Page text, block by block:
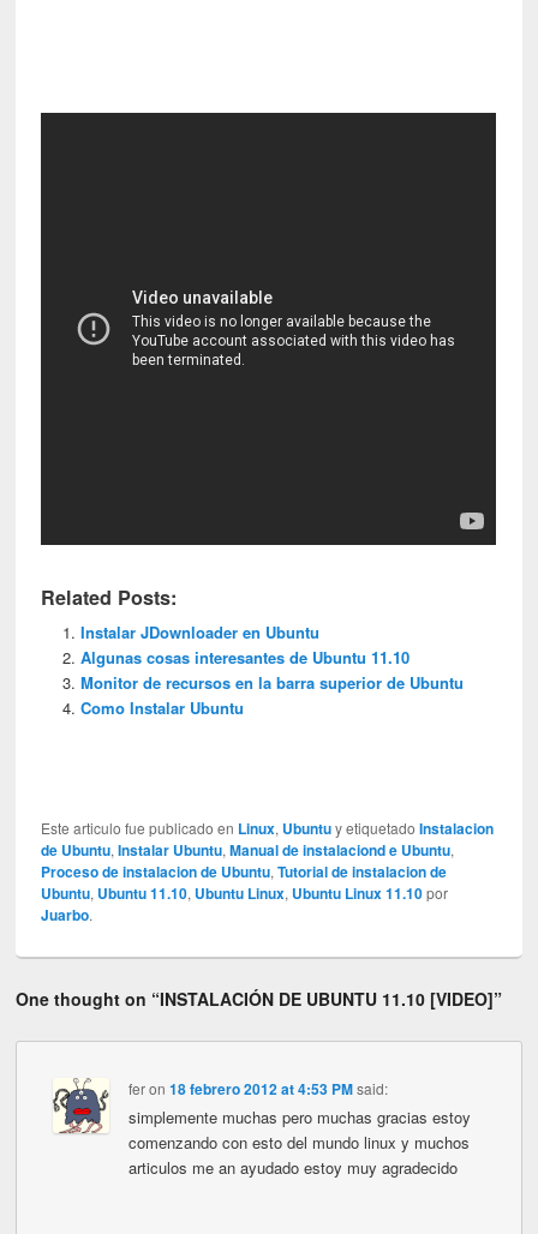
Related Posts:
Instalar JDownloader en Ubuntu
Algunas cosas interesantes de Ubuntu 11.10
Monitor de recursos en la barra superior de Ubuntu
Como Instalar Ubuntu
Este articulo fue publicado en Linux, Ubuntuy etiquetadoInstalacion
de Ubuntu,Instalar Ubuntu,Manual de instalaciond e Ubuntu,
Proceso de instalacion de Ubuntu,Tutorial de instalacion de
Ubuntu, Ubuntu 11.10, Ubuntu Linux, Ubuntu Linux 11.10por
Juarbo.
One thought on “INSTALACIÓN DE UBUNTU 11.10 [VIDEO]”
feron 18 febrero 2012 at 4:53 PM said:
simplemente muchas pero muchas gracias estoy
comenzando con esto del mundo linux y muchos
articulos me an ayudado estoy muy agradecido